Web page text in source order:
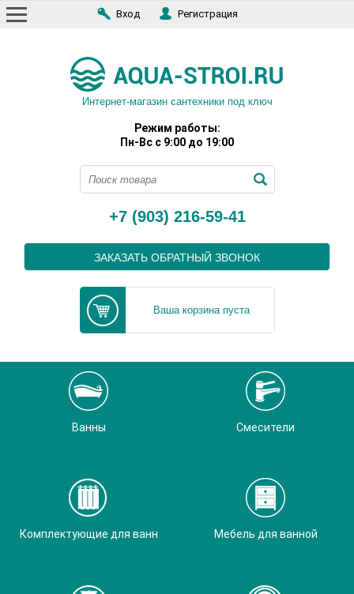
Вход Регистрация
Интернет-магазин сантехники под ключ
Режим работы:
Пн-Вс с 9:00 до 19:00
+7 (903) 216-59-41
ЗАКАЗАТЬ ОБРАТНЫЙ ЗВОНОК
Ваша корзина пуста
Ванны Смесители
Комплектующие для ванн Мебель для ванной